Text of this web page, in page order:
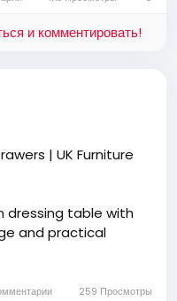
и комментировать!
| UK Furniture
dressing table with
and practical
premium
cash on delivery,
modern interiors.
259 Просмотры